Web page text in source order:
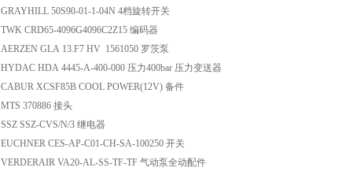
GRAYHILL 50S90-01-1-04N 4档旋转开关
TWK CRD65-4096G4096C2Z15 编码器
AERZEN GLA 13.F7 HV 1561050 罗茨泵
HYDAC HDA 4445-A-400-000 压力400bar 压力变送器
CABUR XCSF85B COOL POWER(12V) 备件
MTS 370886 接头
SSZ SSZ-CVS/N/3 继电器
EUCHNER CES-AP-C01-CH-SA-100250 开关
VERDERAIR VA20-AL-SS-TF-TF 气动泵全动配件